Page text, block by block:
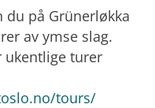
du på Grünerløkka
av ymse slag.
ukentlige turer
tours/